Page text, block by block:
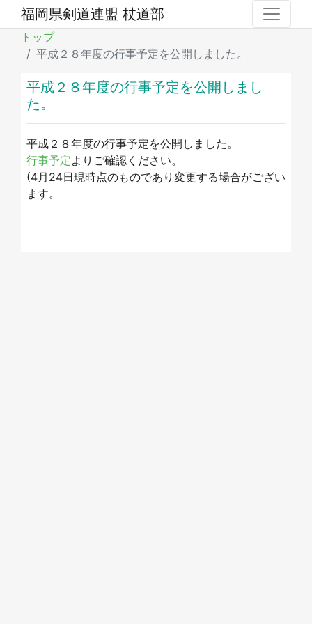
福岡県剣道連盟 杖道部
トップ
平成２８年度の行事予定を公開しました。
平成２８年度の行事予定を公開しまし
た。
平成２８年度の行事予定を公開しました。
行事予定よりご確認ください。
(4月24日現時点のものであり変更する場合がござい
ます。